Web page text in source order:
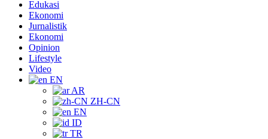
Edukasi
Ekonomi
Jurnalistik
Ekonomi
Opinion
Lifestyle
Video
EN
AR
ZH-CN
EN
ID
TR